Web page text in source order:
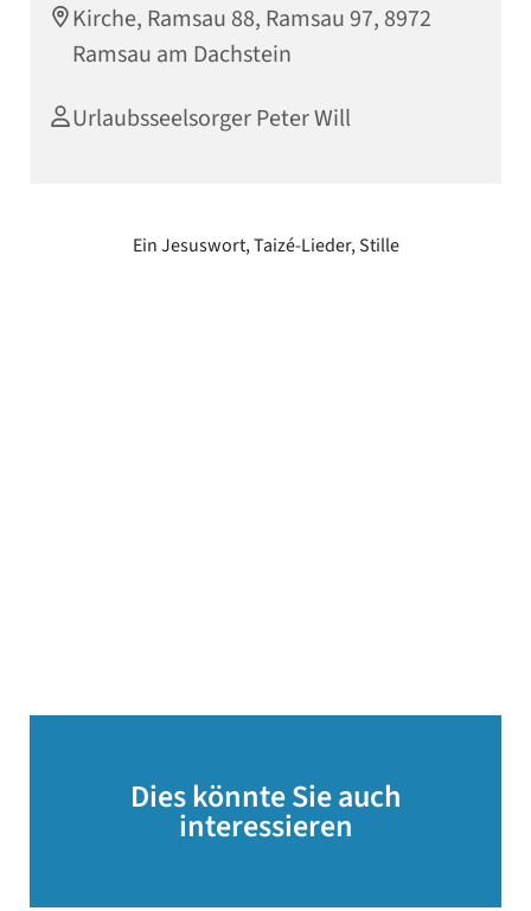
Kirche, Ramsau 88, Ramsau 97, 8972
Ramsau am Dachstein
Urlaubsseelsorger Peter Will
Ein Jesuswort, Taizé-Lieder, Stille
Dies könnte Sie auch
interessieren